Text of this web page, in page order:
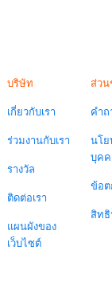
บริษัท
เกี่ยวกับเรา
ร่วมงานกับเรา
รางวัล
ติดต่อเรา
แผนผังของ
เว็บไซต์
ส่วน
คำ
นโย
บุคค
ข้อต
สิทธิ